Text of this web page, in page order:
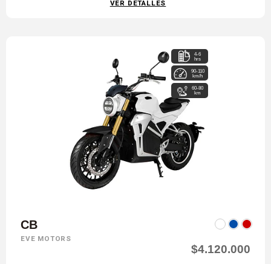
VER DETALLES
4-6
hrs
90-110
km/h
60-80
km
CB
EVE MOTORS
$4.120.000